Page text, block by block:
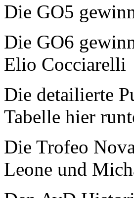
Die GO5
Die GO6
Elio Cocciarelli
Die detailierte
Tabelle hier
Die Trofeo
Leone und